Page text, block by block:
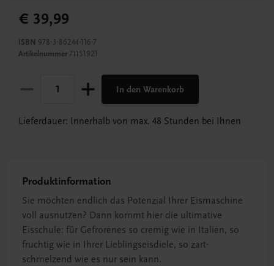
€ 39,99
ISBN 978-3-86244-116-7
Artikelnummer 71151921
In den Warenkorb
Lieferdauer: Innerhalb von max. 48 Stunden bei Ihnen
Produktinformation
Sie möchten endlich das Potenzial Ihrer Eismaschine
voll ausnutzen? Dann kommt hier die ultimative
Eisschule: für Gefrorenes so cremig wie in Italien, so
fruchtig wie in Ihrer Lieblingseisdiele, so zart-
schmelzend wie es nur sein kann.